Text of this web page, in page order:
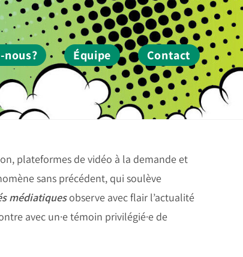
nous? Équipe Contact
plateformes de vidéo à la demande et
sans précédent, qui soulève
médiatiquesobserve avec flair l’actualité
avec un·e témoin privilégié·e de